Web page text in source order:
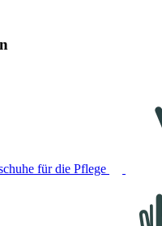
für die Pflege